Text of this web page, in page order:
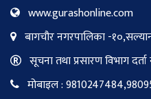
www.gurashonline.com
बागचौर नगरपालिका -
सूचना तथा प्रसारण विभाग
मोबाइल :